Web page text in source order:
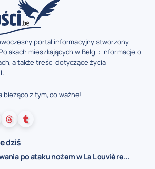
portal informacyjny stworzony
mieszkających w Belgii: informacje o
a także treści dotyczące życia
bieżąco z tym, co ważne!
dziś
po ataku nożem w La Louvière...